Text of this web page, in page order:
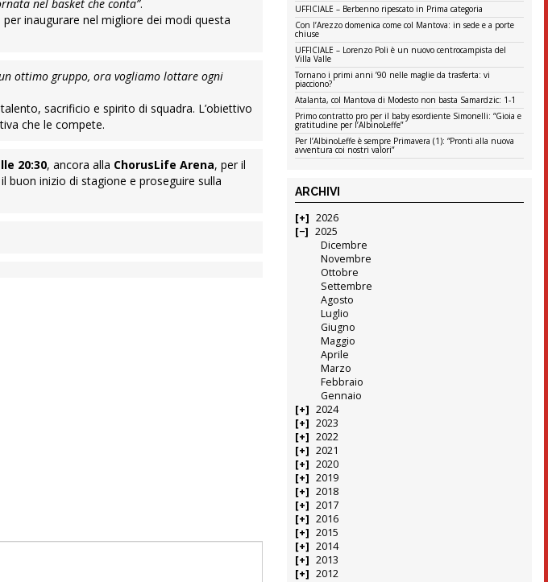
nel basket che conta”.
inaugurare nel migliore dei modi questa
ottimo gruppo, ora vogliamo lottare ogni
sacrificio e spirito di squadra. L’obiettivo
che le compete.
20:30, ancora alla ChorusLife Arena, per il
inizio di stagione e proseguire sulla
UFFICIALE – Berbenno ripescato in Prima categoria
Con l’Arezzo domenica come col Mantova: in sede e a porte
chiuse
UFFICIALE – Lorenzo Poli è un nuovo centrocampista del
Villa Valle
Tornano i primi anni ’90 nelle maglie da trasferta: vi
piacciono?
Atalanta, col Mantova di Modesto non basta Samardzic: 1-1
Primo contratto pro per il baby esordiente Simonelli: “Gioia e
gratitudine per l’AlbinoLeffe”
Per l’AlbinoLeffe è sempre Primavera (1): “Pronti alla nuova
avventura coi nostri valori”
ARCHIVI
2026
2025
Dicembre
Novembre
Ottobre
Settembre
Agosto
Luglio
Giugno
Maggio
Aprile
Marzo
Febbraio
Gennaio
2024
2023
2022
2021
2020
2019
2018
2017
2016
2015
2014
2013
2012